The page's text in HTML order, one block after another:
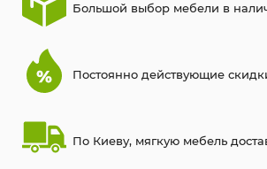
Большой выбор мебели в
Постоянно действующие
По Киеву, мягкую мебель